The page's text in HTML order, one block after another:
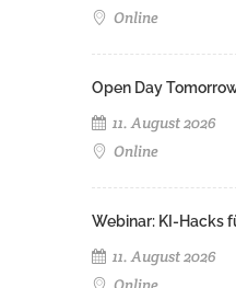
Online
Open Day
11. August 2026
Online
Webinar: KI-Hacks
11. August 2026